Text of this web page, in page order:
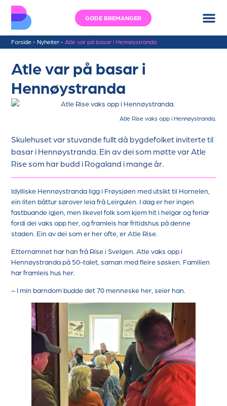
GODE BREMANGER
Forside • Nyheiter •Atle var på basar i Hennøystranda
Atle var på basar i
Hennøystranda
Atle Rise vaks opp i Hennøystranda.
Skulehuset var stuvande fullt då bygdefolket inviterte til
basar i Hennøystranda. Ein av dei som møtte var Atle
Rise som har budd i Rogaland i mange år.
Idylliske Hennøystranda ligg i Frøysjøen med utsikt til Hornelen,
ein liten båttur sørover leia frå Leirgulen. I dag er her ingen
fastbuande igjen, men likevel folk som kjem hit i helgar og feriar
fordi dei vaks opp her, og framleis har fritidshus på denne
staden. Ein av dei som er her ofte, er Atle Rise.
Etternamnet har han frå Rise i Svelgen. Atle vaks opp i
Hennøystranda på 50-talet, saman med fleire søsken. Familien
har framleis hus her.
– I min barndom budde det 70 menneske her, seier han.